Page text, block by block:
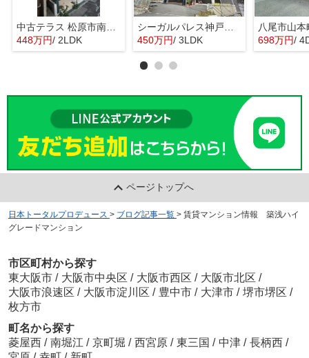
中古テラス 松原市南新町1
448万円/ 2LDK
450万円/ 3LDK 698万円/
ページトップへ
日本トータルプロデュース > ブログ記事一覧 > 賃貸マンション情報 築浅ハイ
グレードマンション
市区町村から探す
東大阪市 / 大阪市中央区 / 大阪市西区 / 大阪市北区 /
大阪市浪速区 / 大阪市淀川区 / 豊中市 / 大津市 / 堺市堺区 /
枚方市
町名から探す
菱屋西 / 南堀江 / 京町堀 / 西宮原 / 東三国 / 中津 / 長柄西 /